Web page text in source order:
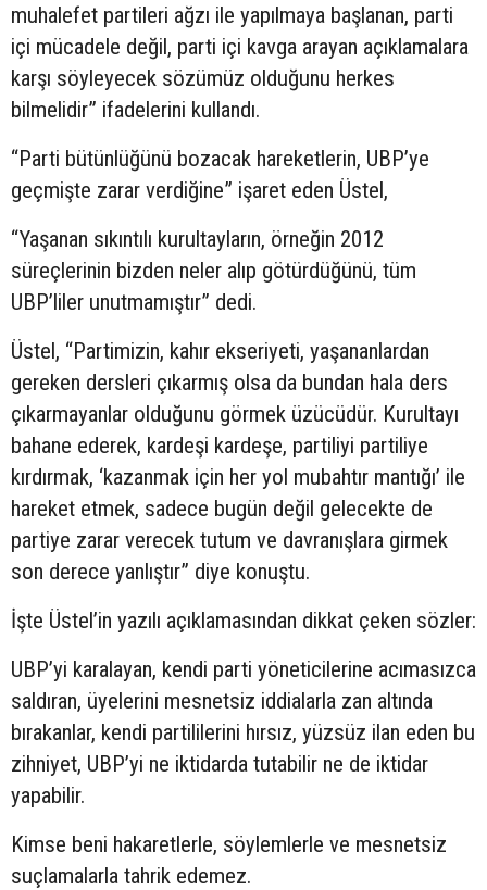
muhalefet partileri ağzı ile yapılmaya başlanan, parti
içi mücadele değil, parti içi kavga arayan açıklamalara
karşı söyleyecek sözümüz olduğunu herkes
bilmelidir” ifadelerini kullandı.
“Parti bütünlüğünü bozacak hareketlerin, UBP’ye
geçmişte zarar verdiğine” işaret eden Üstel,
“Yaşanan sıkıntılı kurultayların, örneğin 2012
süreçlerinin bizden neler alıp götürdüğünü, tüm
UBP’liler unutmamıştır” dedi.
Üstel, “Partimizin, kahır ekseriyeti, yaşananlardan
gereken dersleri çıkarmış olsa da bundan hala ders
çıkarmayanlar olduğunu görmek üzücüdür. Kurultayı
bahane ederek, kardeşi kardeşe, partiliyi partiliye
kırdırmak, ‘kazanmak için her yol mubahtır mantığı’ ile
hareket etmek, sadece bugün değil gelecekte de
partiye zarar verecek tutum ve davranışlara girmek
son derece yanlıştır” diye konuştu.
İşte Üstel’in yazılı açıklamasından dikkat çeken sözler:
UBP’yi karalayan, kendi parti yöneticilerine acımasızca
saldıran, üyelerini mesnetsiz iddialarla zan altında
bırakanlar, kendi partililerini hırsız, yüzsüz ilan eden bu
zihniyet, UBP’yi ne iktidarda tutabilir ne de iktidar
yapabilir.
Kimse beni hakaretlerle, söylemlerle ve mesnetsiz
suçlamalarla tahrik edemez.